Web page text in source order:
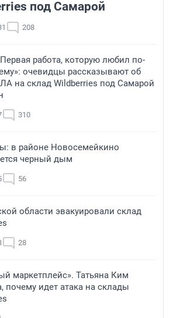
под Самарой
208
работа, которую любил по-
очевидцы рассказывают об
на склад Wildberries под Самарой
310
в районе Новосемейкино
черный дым
56
области эвакуировали склад
28
маркетплейс». Татьяна Ким
почему идет атака на склады